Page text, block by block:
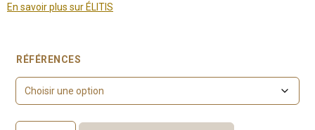
En savoir plus sur ÉLITIS
RÉFÉRENCES